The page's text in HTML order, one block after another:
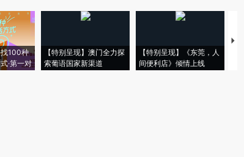
找100种
·第一对
【特别呈现】澳门全力探
索葡语国家新渠道
【特别呈现】《东莞，人
间便利店》倾情上线
【